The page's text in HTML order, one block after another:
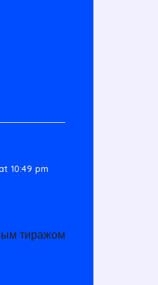
10:49 pm
тиражом